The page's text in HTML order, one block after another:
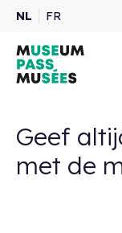
NL FR
Geef
met de